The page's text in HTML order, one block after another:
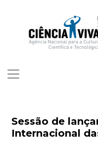
Sessão de
Internacional